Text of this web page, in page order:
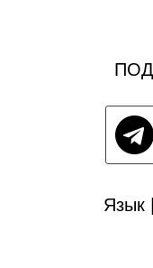
Язык